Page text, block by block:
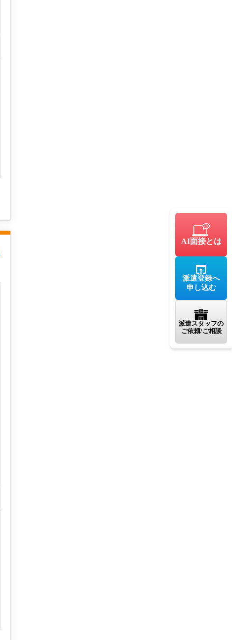
AI面接とは
派遣登録へ
申し込む
派遣スタッフの
ご依頼/ご相談